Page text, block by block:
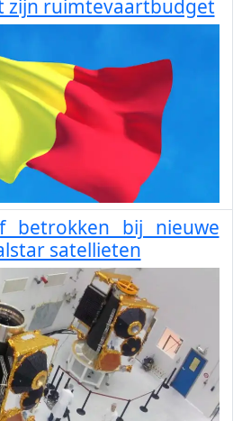
zijn ruimtevaartbudget
betrokken bij nieuwe
satellieten